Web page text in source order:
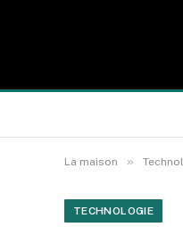
La maison »
TECHNOLOGIE